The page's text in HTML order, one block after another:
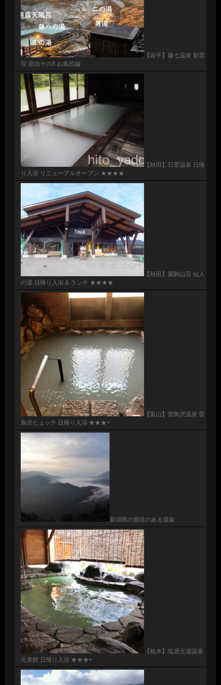
【岩手】藤七温泉 彩雲
荘 宿泊その3 お風呂編
【秋田】日景温泉 日帰
り入浴 リニューアルオープン ★★★★
【秋田】栗駒山荘 仙人
の湯 日帰り入浴 & ランチ ★★★★
【富山】雷鳥沢温泉 雷
鳥沢ヒュッテ 日帰り入浴 ★★★+
新潟県の混浴のある温泉
【栃木】塩原元湯温泉
元泉館 日帰り入浴 ★★★+